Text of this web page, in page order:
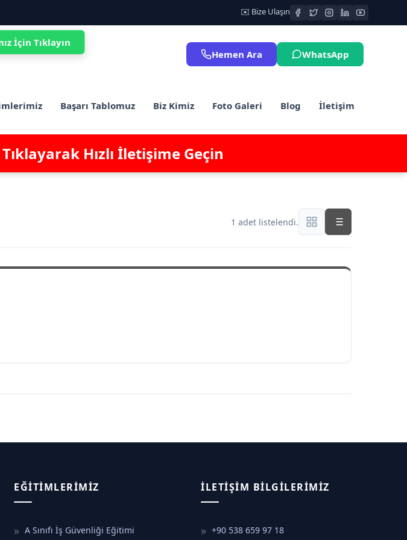
✉️ Bize Ulaşın
Başarı Tablomuz Biz Kimiz Foto Galeri Blog İletişim
Hemen Ara WhatsApp
Hızlı İletişime Geçin
1 adet listelendi.
İçin Tıklayın
EĞITIMLERIMIZ
A Sınıfı İş Güvenliği Eğitimi
İLETIŞIM BILGILERIMIZ
+90 538 659 97 18